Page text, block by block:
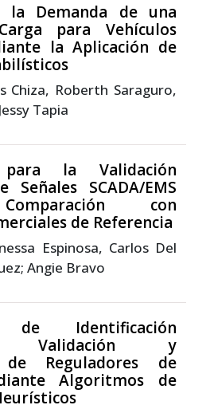
la Demanda de una
para Vehículos
la Aplicación de
Chiza, Roberth Saraguro,
Tapia
para la Validación
Señales SCADA/EMS
con
de Referencia
Espinosa, Carlos Del
Angie Bravo
de Identificación
Validación y
de Reguladores de
Algoritmos de